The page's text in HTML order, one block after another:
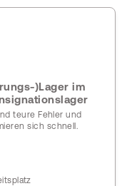
)Lager im
teure Fehler und
sich schnell.